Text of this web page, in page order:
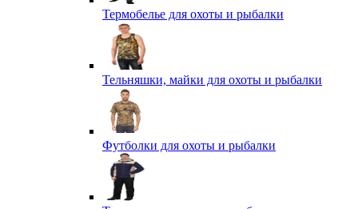
Термобелье для охоты и рыбалки
Тельняшки, майки для охоты и рыбалки
Футболки для охоты и рыбалки